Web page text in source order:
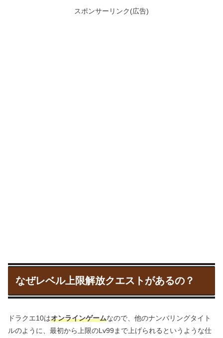
スポンサーリンク(広告)
なぜレベル上限解放クエストがあるの？
ドラクエ10はオンラインゲームなので、他のナンバリングタイト
ルのように、最初から上限のLv99まで上げられるというような仕